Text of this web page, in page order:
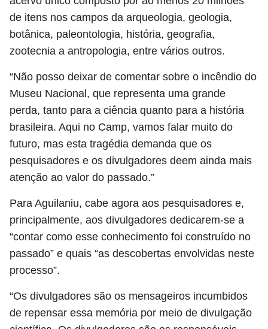
de itens nos campos da arqueologia, geologia,
botânica, paleontologia, história, geografia,
zootecnia a antropologia, entre vários outros.
“Não posso deixar de comentar sobre o incêndio do
Museu Nacional, que representa uma grande
perda, tanto para a ciência quanto para a história
brasileira. Aqui no Camp, vamos falar muito do
futuro, mas esta tragédia demanda que os
pesquisadores e os divulgadores deem ainda mais
atenção ao valor do passado.”
Para Aguilaniu, cabe agora aos pesquisadores e,
principalmente, aos divulgadores dedicarem-se a
“contar como esse conhecimento foi construído no
passado” e quais “as descobertas envolvidas neste
processo”.
“Os divulgadores são os mensageiros incumbidos
de repensar essa memória por meio de divulgação